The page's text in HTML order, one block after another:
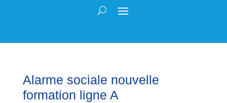
Alarme sociale nouvelle
formation ligne A